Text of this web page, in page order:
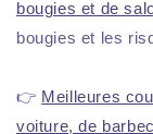
bougies et de
bougies et les
👉 Meilleures
voiture, de